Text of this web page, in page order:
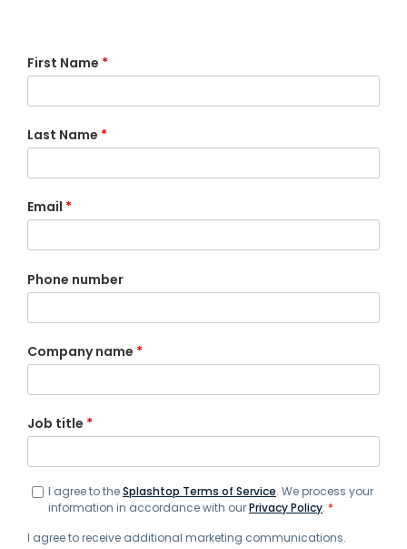
First Name *
Last Name *
Email *
Phone number
Company name *
Job title *
I agree to theSplashtop Terms of Service. We process your
information in accordance with ourPrivacy Policy. *
I agree to receive additional marketing communications.